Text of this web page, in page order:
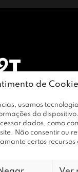
de
usamos
do
dados, como
Não consentir ou
certos recursos